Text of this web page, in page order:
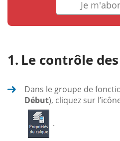
Je
Le contrôle
Dans le groupe de
Début), cliquez sur
.